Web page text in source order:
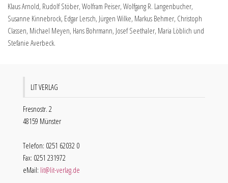
Klaus Arnold, Rudolf Stöber, Wolfram Peiser, Wolfgang R. Langenbucher,
Susanne Kinnebrock, Edgar Lersch, Jürgen Wilke, Markus Behmer, Christoph
Classen, Michael Meyen, Hans Bohrmann, Josef Seethaler, Maria Löblich und
Stefanie Averbeck.
LIT VERLAG
Fresnostr. 2
48159 Münster
Telefon: 0251 62032 0
Fax: 0251 231972
eMail: lit@lit-verlag.de